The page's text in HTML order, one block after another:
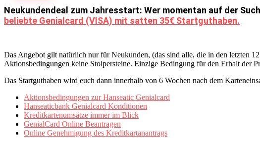
Neukundendeal zum Jahresstart: Wer momentan auf der
beliebte Genialcard (VISA) mit satten 35€ Startguthaben.
Das Angebot gilt natürlich nur für Neukunden, (das sind alle, die in den letzten
Aktionsbedingungen keine Stolpersteine. Einzige Bedingung für den Erhalt der
Das Startguthaben wird euch dann innerhalb von 6 Wochen nach dem
Aktionsbedingungen zur Hanseatic Genialcard
Hanseaticbank Genialcard Konditionen
Kreditkartenumsätze immer im Blick
GenialCard Online Beantragen
Online Genehmigung des Kreditkartanantrags